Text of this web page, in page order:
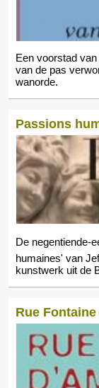
Een voorstad
van de pas
wanorde.
Passions
De negentiende-
humaines' van
kunstwerk uit de
Rue